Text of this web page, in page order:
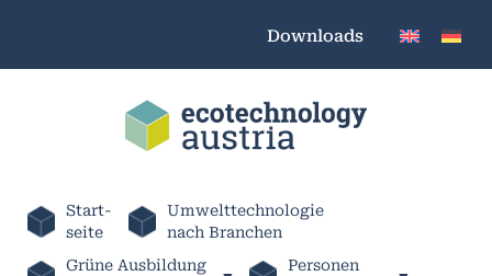
Downloads
Start-
seite
Umwelttechnologie
nach Branchen
Grüne Ausbildung
Personen